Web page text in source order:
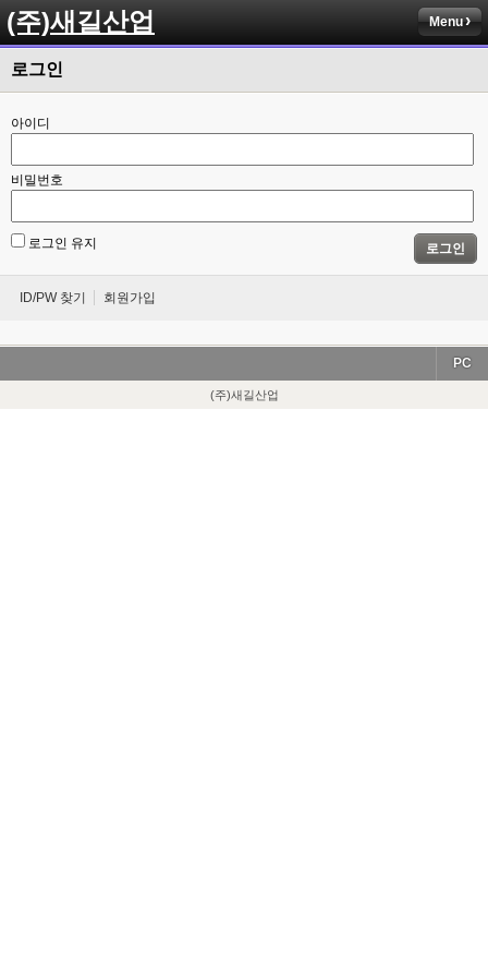
(주)새길산업 Menu
로그인
아이디
비밀번호
로그인 유지 로그인
ID/PW 찾기 회원가입
PC
(주)새길산업